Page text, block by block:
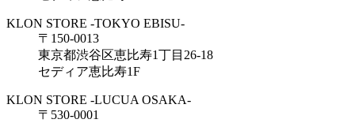
KLON STORE -TOKYO EBISU-
〒150-0013
東京都渋谷区恵比寿1丁目26-18
セディア恵比寿1F
KLON STORE -LUCUA OSAKA-
〒530-0001